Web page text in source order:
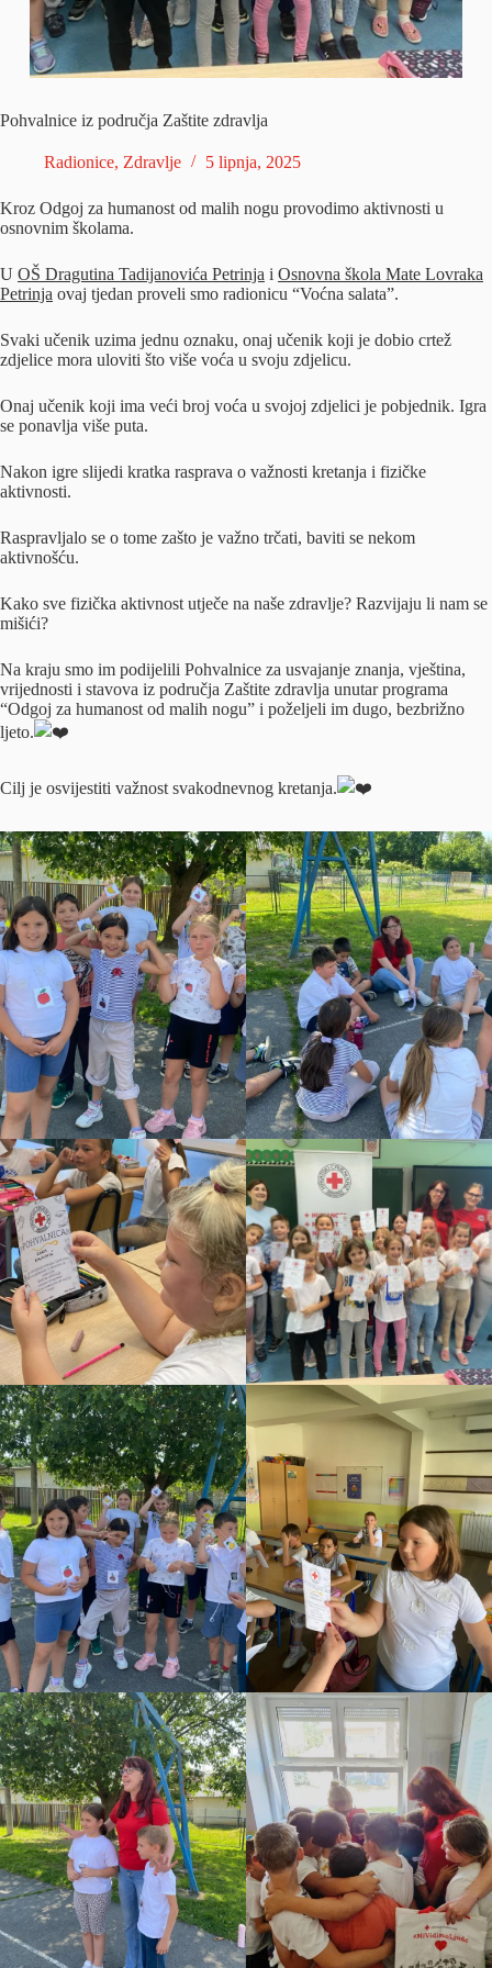
Pohvalnice iz područja Zaštite zdravlja
Radionice, Zdravlje 5 lipnja, 2025
Kroz Odgoj za humanost od malih nogu provodimo aktivnosti u
osnovnim školama.
U OŠ Dragutina Tadijanovića Petrinja i Osnovna škola Mate Lovraka
Petrinja ovaj tjedan proveli smo radionicu “Voćna salata”.
Svaki učenik uzima jednu oznaku, onaj učenik koji je dobio crtež
zdjelice mora uloviti što više voća u svoju zdjelicu.
Onaj učenik koji ima veći broj voća u svojoj zdjelici je pobjednik. Igra
se ponavlja više puta.
Nakon igre slijedi kratka rasprava o važnosti kretanja i fizičke
aktivnosti.
Raspravljalo se o tome zašto je važno trčati, baviti se nekom
aktivnošću.
Kako sve fizička aktivnost utječe na naše zdravlje? Razvijaju li nam se
mišići?
Na kraju smo im podijelili Pohvalnice za usvajanje znanja, vještina,
vrijednosti i stavova iz područja Zaštite zdravlja unutar programa
“Odgoj za humanost od malih nogu” i poželjeli im dugo, bezbrižno
ljeto.
Cilj je osvijestiti važnost svakodnevnog kretanja.